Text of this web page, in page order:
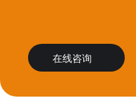
在线咨询